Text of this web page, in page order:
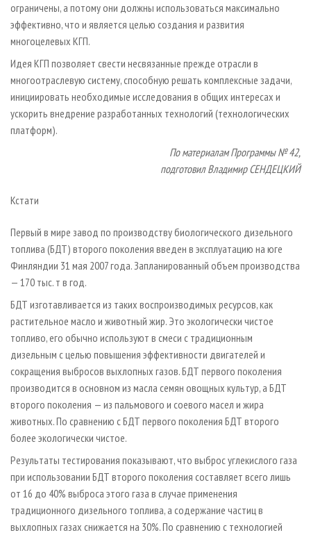
ограничены, а потому они должны использоваться максимально
эффективно, что и является целью создания и развития
многоцелевых КГП.
Идея КГП позволяет свести несвязанные прежде отрасли в
многоотраслевую систему, способную решать комплексные задачи,
инициировать необходимые исследования в общих интересах и
ускорить внедрение разработанных технологий (технологических
платформ).
По материалам Программы № 42,
подготовил Владимир СЕНДЕЦКИЙ
Кстати
Первый в мире завод по производству биологического дизельного
топлива (БДТ) второго поколения введен в эксплуатацию на юге
Финляндии 31 мая 2007 года. Запланированный объем производства
— 170 тыс. т в год.
БДТ изготавливается из таких воспроизводимых ресурсов, как
растительное масло и животный жир. Это экологически чистое
топливо, его обычно используют в смеси с традиционным
дизельным с целью повышения эффективности двигателей и
сокращения выбросов выхлопных газов. БДТ первого поколения
производится в основном из масла семян овощных культур, а БДТ
второго поколения — из пальмового и соевого масел и жира
животных. По сравнению с БДТ первого поколения БДТ второго
более экологически чистое.
Результаты тестирования показывают, что выброс углекислого газа
при использовании БДТ второго поколения составляет всего лишь
от 16 до 40% выброса этого газа в случае применения
традиционного дизельного топлива, а содержание частиц в
выхлопных газах снижается на 30%. По сравнению с технологией